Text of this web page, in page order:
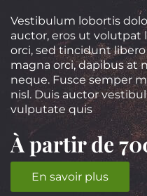
Vestibulum lobortis
auctor, eros ut volutpat
orci, sed tincidunt
magna orci, dapibus at
neque. Fusce semper
nisl. Duis auctor
vulputate quis
À partir de
En savoir plus